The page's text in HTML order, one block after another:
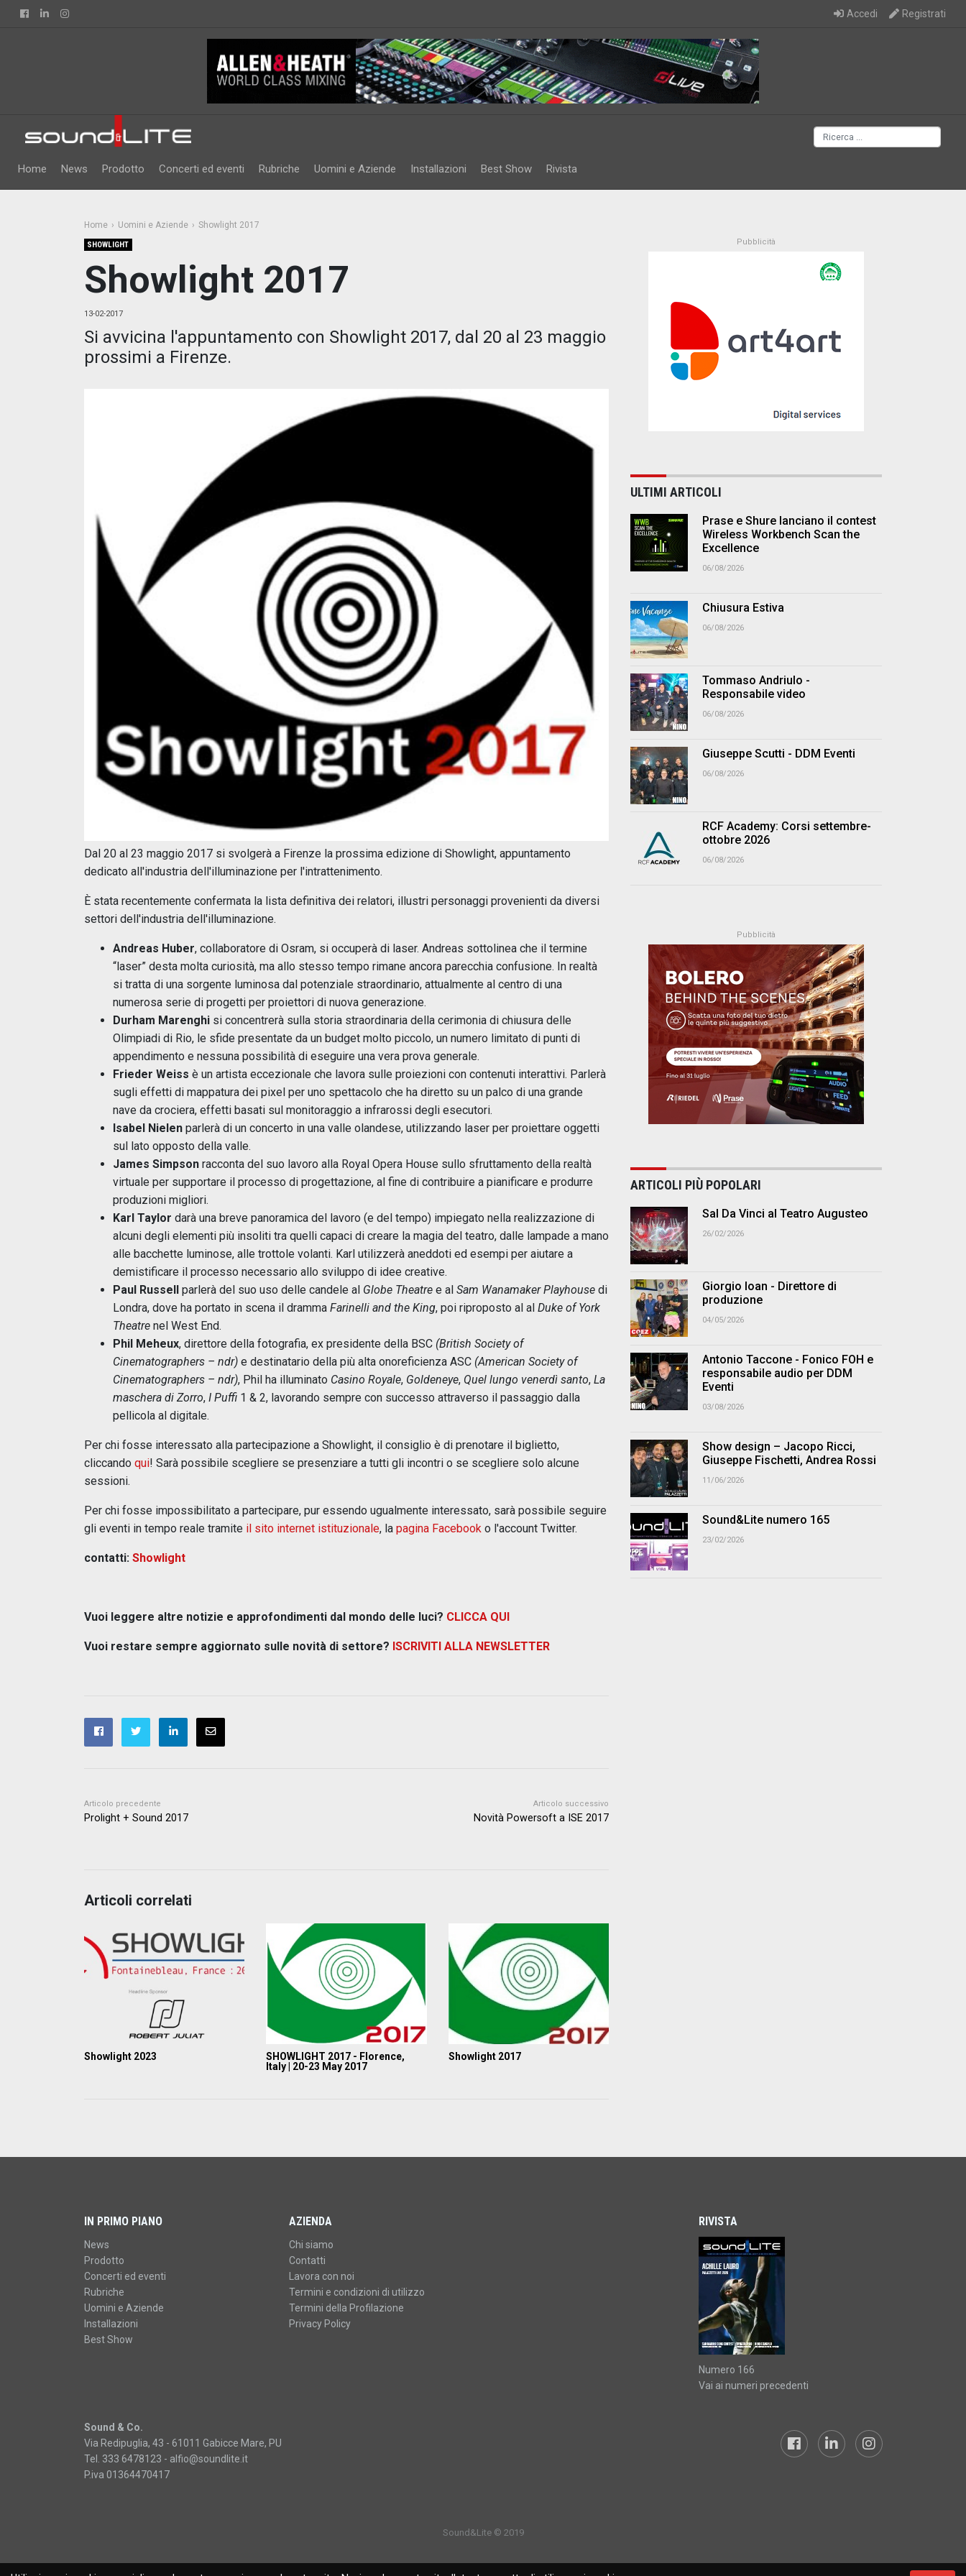
FacebookLinkedin Accedi Registrati
Home News Prodotto Concerti ed eventi Rubriche Uomini e Aziende Installazioni Best Show Rivista
Home Uomini e Aziende Showlight 2017
SHOWLIGHT
Showlight 2017
13-02-2017
Si avvicina l'appuntamento con Showlight 2017, dal 20 al 23 maggio
prossimi a Firenze.
Dal 20 al 23 maggio 2017 si svolgerà a Firenze la prossima edizione di Showlight, appuntamento
dedicato all'industria dell'illuminazione per l'intrattenimento.
È stata recentemente confermata la lista definitiva dei relatori, illustri personaggi provenienti da diversi
settori dell'industria dell'illuminazione.
Andreas Huber, collaboratore di Osram, si occuperà di laser. Andreas sottolinea che il termine
“laser” desta molta curiosità, ma allo stesso tempo rimane ancora parecchia confusione. In realtà
si tratta di una sorgente luminosa dal potenziale straordinario, attualmente al centro di una
numerosa serie di progetti per proiettori di nuova generazione.
Durham Marenghi si concentrerà sulla storia straordinaria della cerimonia di chiusura delle
Olimpiadi di Rio, le sfide presentate da un budget molto piccolo, un numero limitato di punti di
appendimento e nessuna possibilità di eseguire una vera prova generale.
Frieder Weiss è un artista eccezionale che lavora sulle proiezioni con contenuti interattivi. Parlerà
sugli effetti di mappatura dei pixel per uno spettacolo che ha diretto su un palco di una grande
nave da crociera, effetti basati sul monitoraggio a infrarossi degli esecutori.
Isabel Nielen parlerà di un concerto in una valle olandese, utilizzando laser per proiettare oggetti
sul lato opposto della valle.
James Simpson racconta del suo lavoro alla Royal Opera House sullo sfruttamento della realtà
virtuale per supportare il processo di progettazione, al fine di contribuire a pianificare e produrre
produzioni migliori.
Karl Taylor darà una breve panoramica del lavoro (e del tempo) impiegato nella realizzazione di
alcuni degli elementi più insoliti tra quelli capaci di creare la magia del teatro, dalle lampade a mano
alle bacchette luminose, alle trottole volanti. Karl utilizzerà aneddoti ed esempi per aiutare a
demistificare il processo necessario allo sviluppo di idee creative.
Paul Russell parlerà del suo uso delle candele al Globe Theatre e al Sam Wanamaker Playhouse di
Londra, dove ha portato in scena il dramma Farinelli and the King, poi riproposto al al Duke of York
Theatre nel West End.
Phil Meheux, direttore della fotografia, ex presidente della BSC (British Society of
Cinematographers – ndr) e destinatario della più alta onoreficienza ASC (American Society of
Cinematographers – ndr), Phil ha illuminato Casino Royale, Goldeneye, Quel lungo venerdì santo, La
maschera di Zorro, I Puffi 1 & 2, lavorando sempre con successo attraverso il passaggio dalla
pellicola al digitale.
Per chi fosse interessato alla partecipazione a Showlight, il consiglio è di prenotare il biglietto,
cliccando qui! Sarà possibile scegliere se presenziare a tutti gli incontri o se scegliere solo alcune
sessioni.
Per chi fosse impossibilitato a partecipare, pur essendo ugualmente interessato, sarà possibile seguire
gli eventi in tempo reale tramite il sito internet istituzionale, la pagina Facebook o l'account Twitter.
contatti: Showlight
Vuoi leggere altre notizie e approfondimenti dal mondo delle luci? CLICCA QUI
Vuoi restare sempre aggiornato sulle novità di settore? ISCRIVITI ALLA NEWSLETTER
Articolo precedente
Prolight + Sound 2017
Articolo successivo
Novità Powersoft a ISE 2017
Articoli correlati
Showlight 2023
SHOWLIGHT 2017 - Florence,
Italy | 20-23 May 2017
Showlight 2017
ULTIMI ARTICOLI
Prase e Shure lanciano il contest
Wireless Workbench Scan the
Excellence
06/08/2026
Chiusura Estiva
06/08/2026
Tommaso Andriulo -
Responsabile video
06/08/2026
Giuseppe Scutti - DDM Eventi
06/08/2026
RCF Academy: Corsi settembre-
ottobre 2026
06/08/2026
ARTICOLI PIÙ POPOLARI
Sal Da Vinci al Teatro Augusteo
26/02/2026
Giorgio Ioan - Direttore di
produzione
04/05/2026
Antonio Taccone - Fonico FOH e
responsabile audio per DDM
Eventi
03/08/2026
Show design – Jacopo Ricci,
Giuseppe Fischetti, Andrea Rossi
11/06/2026
Sound&Lite numero 165
23/02/2026
IN PRIMO PIANO
News
Prodotto
Concerti ed eventi
Rubriche
Uomini e Aziende
Installazioni
Best Show
AZIENDA
Chi siamo
Contatti
Lavora con noi
Termini e condizioni di utilizzo
Termini della Profilazione
Privacy Policy
RIVISTA
Numero 166
Vai ai numeri precedenti
Sound & Co.
Via Redipuglia, 43 - 61011 Gabicce Mare, PU
Tel. 333 6478123 - alfio@soundlite.it
P.iva 01364470417
Sound&Lite © 2019